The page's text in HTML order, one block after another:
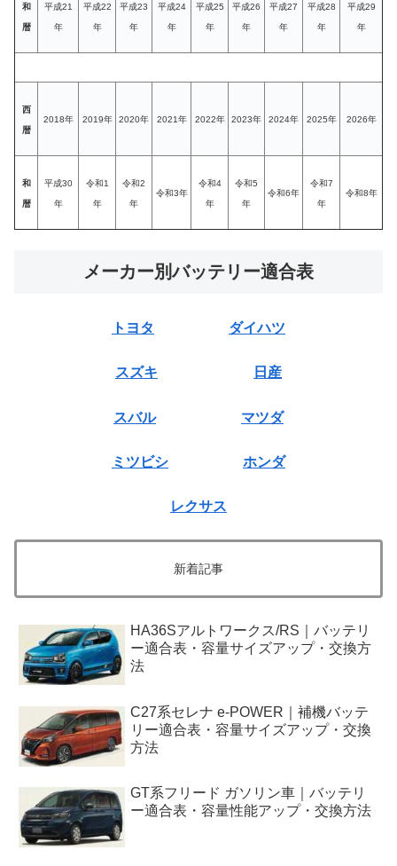
和
暦
平成21
年
平成22
年
平成23
年
平成24
年
平成25
年
平成26
年
平成27
年
平成28
年
平成29
年
西
暦
2018年 2019年 2020年 2021年 2022年 2023年 2024年 2025年 2026年
和
暦
平成30
年
令和1
年
令和2
年
令和3年
令和4
年
令和5
年
令和6年
令和7
年
令和8年
メーカー別バッテリー適合表
トヨタ ダイハツ
スズキ 日産
スバル マツダ
ミツビシ ホンダ
レクサス
新着記事
HA36Sアルトワークス/RS｜バッテリ
ー適合表・容量サイズアップ・交換方
法
C27系セレナ e-POWER｜補機バッテ
リー適合表・容量サイズアップ・交換
方法
GT系フリード ガソリン車｜バッテリ
ー適合表・容量性能アップ・交換方法